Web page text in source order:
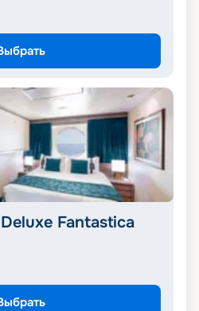
Fantastica